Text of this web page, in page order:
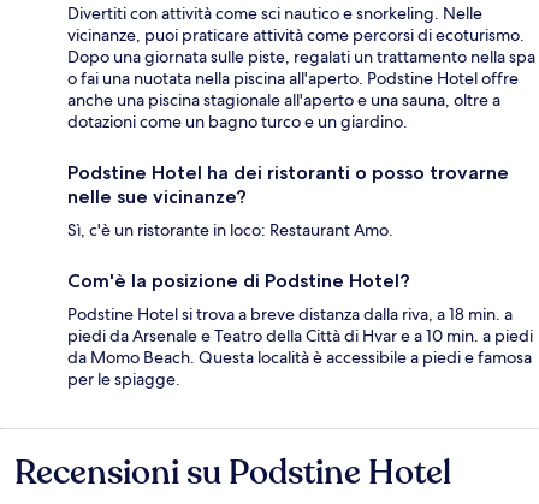
Divertiti con attività come sci nautico e snorkeling. Nelle
vicinanze, puoi praticare attività come percorsi di ecoturismo.
Dopo una giornata sulle piste, regalati un trattamento nella spa
o fai una nuotata nella piscina all'aperto. Podstine Hotel offre
anche una piscina stagionale all'aperto e una sauna, oltre a
dotazioni come un bagno turco e un giardino.
Podstine Hotel ha dei ristoranti o posso trovarne
nelle sue vicinanze?
Sì, c'è un ristorante in loco: Restaurant Amo.
Com'è la posizione di Podstine Hotel?
Podstine Hotel si trova a breve distanza dalla riva, a 18 min. a
piedi da Arsenale e Teatro della Città di Hvar e a 10 min. a piedi
da Momo Beach. Questa località è accessibile a piedi e famosa
per le spiagge.
Recensioni
Recensioni su Podstine Hotel